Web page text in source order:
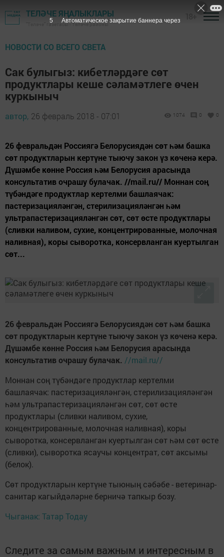
ТЕЛӘЧЕ ЯҢАЛЫКЛАРЫ
"Теләче" газетасы - Теләче районы
НОВОСТИ СО ВСЕГО СВЕТА
Сак булыгыз: кибетләрдәге сөт
продуктлары кеше сәламәтлеге өчен
куркыныч
автор, 26 февраль 2018 - 07:01 1074 0 0
26 февральдән Россиягә Белорусиядән сөт һәм башка
сөт продуктларын кертүне тыючу закон үз көченә керә.
Дүшәмбе көнне Россия һәм Белорусия арасында
консультатив очрашу булачак. //mail.ru// Моннан соң
түбәндәге продуктлар кертелми башлаячак:
пастеризацияләнгән, стерилизацияләнгән һәм
ультрапастеризацияләнгән сөт, сөт өсте продуктлары
(сливки наливом, сухие, концентрированные, молочная
наливная), коры сыворотка, консервланган куертылган
сөт...
26 февральдән Россиягә Белорусиядән сөт һәм башка
сөт продуктларын кертүне тыючу закон үз көченә керә.
Дүшәмбе көнне Россия һәм Белорусия арасында
консультатив очрашу булачак. //mail.ru//
Моннан соң түбәндәге продуктлар кертелми
башлаячак: пастеризацияләнгән, стерилизацияләнгән
һәм ультрапастеризацияләнгән сөт, сөт өсте
продуктлары (сливки наливом, сухие,
концентрированные, молочная наливная), коры
сыворотка, консервланган куертылган сөт һәм сөт өсте
(сливки), сыворотка ясаучы концентрат, сөт аксымы
(белок).
Сөт продуктларын кертүне тыюның сәбәбе - ветеринар-
санитар кагыйдәләрне берничә тапкыр бозу.
Чыганак: Татар Тодау
Следите за самым важным и интересным в
4 Автоматическое закрытие баннера через